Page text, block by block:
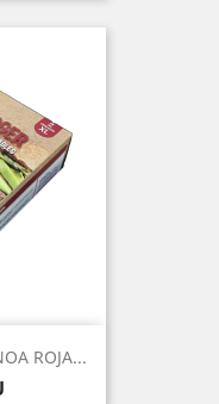
ROJA...